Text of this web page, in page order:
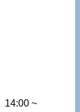
14:00 ~